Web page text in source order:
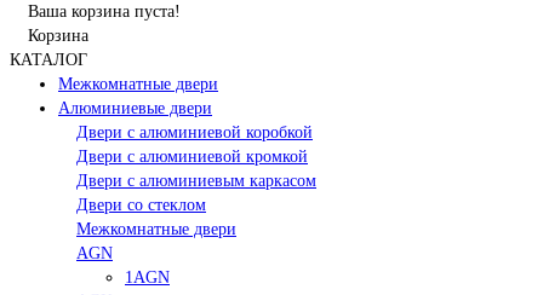
Ваша корзина пуста!
Корзина
КАТАЛОГ
Межкомнатные двери
Алюминиевые двери
Двери с алюминиевой коробкой
Двери с алюминиевой кромкой
Двери с алюминиевым каркасом
Двери со стеклом
Межкомнатные двери
AGN
1AGN